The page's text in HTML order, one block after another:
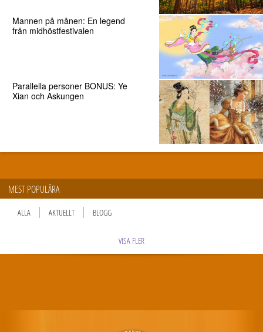
Mannen på månen: En legend
från midhöstfestivalen
Parallella personer BONUS: Ye
Xian och Askungen
MEST POPULÄRA
ALLA AKTUELLT BLOGG
VISA FLER